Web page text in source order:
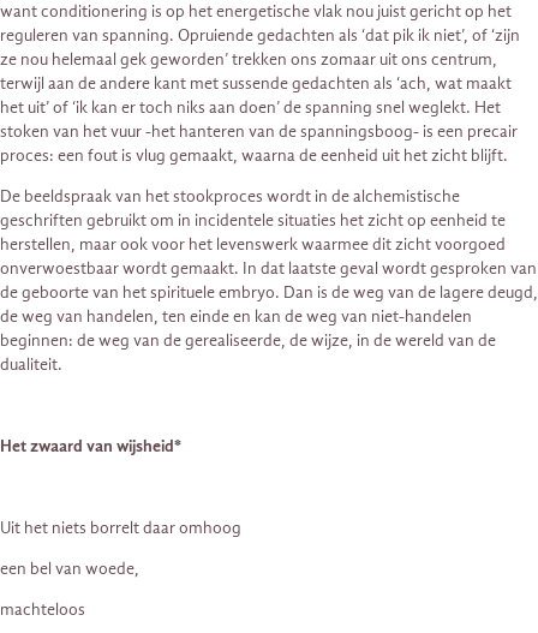
want conditionering is op het energetische vlak nou juist gericht op het
reguleren van spanning. Opruiende gedachten als ‘dat pik ik niet’, of ‘zijn
ze nou helemaal gek geworden’ trekken ons zomaar uit ons centrum,
terwijl aan de andere kant met sussende gedachten als ‘ach, wat maakt
het uit’ of ‘ik kan er toch niks aan doen’ de spanning snel weglekt. Het
stoken van het vuur -het hanteren van de spanningsboog- is een precair
proces: een fout is vlug gemaakt, waarna de eenheid uit het zicht blijft.
De beeldspraak van het stookproces wordt in de alchemistische
geschriften gebruikt om in incidentele situaties het zicht op eenheid te
herstellen, maar ook voor het levenswerk waarmee dit zicht voorgoed
onverwoestbaar wordt gemaakt. In dat laatste geval wordt gesproken van
de geboorte van het spirituele embryo. Dan is de weg van de lagere deugd,
de weg van handelen, ten einde en kan de weg van niet-handelen
beginnen: de weg van de gerealiseerde, de wijze, in de wereld van de
dualiteit.
Het zwaard van wijsheid*
Uit het niets borrelt daar omhoog
een bel van woede,
machteloos